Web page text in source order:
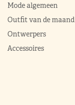
Mode algemeen
Outfit van de maand
Ontwerpers
Accessoires